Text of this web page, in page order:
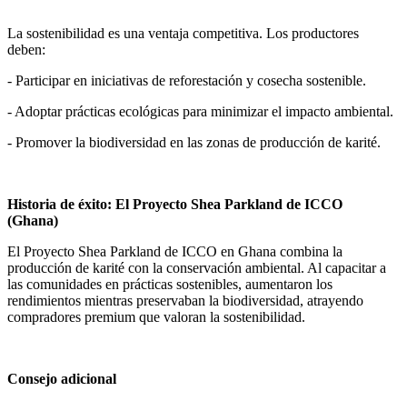
La sostenibilidad es una ventaja competitiva. Los productores
deben:
- Participar en iniciativas de reforestación y cosecha sostenible.
- Adoptar prácticas ecológicas para minimizar el impacto ambiental.
- Promover la biodiversidad en las zonas de producción de karité.
Historia de éxito: El Proyecto Shea Parkland de ICCO
(Ghana)
El Proyecto Shea Parkland de ICCO en Ghana combina la
producción de karité con la conservación ambiental. Al capacitar a
las comunidades en prácticas sostenibles, aumentaron los
rendimientos mientras preservaban la biodiversidad, atrayendo
compradores premium que valoran la sostenibilidad.
Consejo adicional